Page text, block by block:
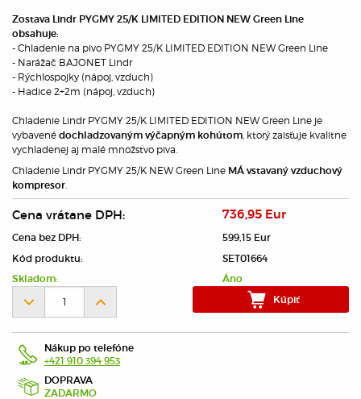
Zostava Lindr PYGMY 25/K LIMITED EDITION NEW Green Line
obsahuje:
- Chladenie na pivo PYGMY 25/K LIMITED EDITION NEW Green Line
- Narážač BAJONET Lindr
- Rýchlospojky (nápoj, vzduch)
- Hadice 2+2m (nápoj, vzduch)
Chladenie Lindr PYGMY 25/K LIMITED EDITION NEW Green Line je
vybavené dochladzovaným výčapným kohútom, ktorý zaisťuje kvalitne
vychladenej aj malé množstvo piva.
Chladenie Lindr PYGMY 25/K NEW Green Line MÁ vstavaný vzduchový
kompresor
Cena vrátane DPH:
736,95 Eur
Cena bez DPH:
599,15 Eur
Kúpiť
Kód produktu: SET01664
Skladom: Áno
Nákup po telefóne
+421 910 394 953
DOPRAVA
ZADARMO